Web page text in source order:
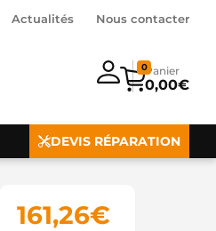
Actualités Nous contacter
0,00€
0
DEVIS RÉPARATION
161,26€